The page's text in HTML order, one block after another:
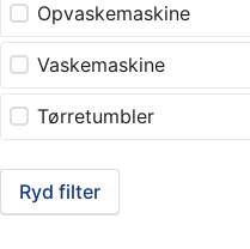
Opvaskemaskine
Vaskemaskine
Tørretumbler
Ryd filter